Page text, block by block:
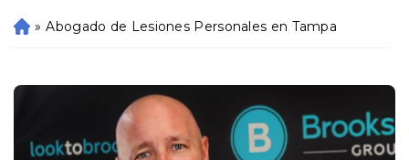
Ini » Abogado de Lesiones Personales en Tampa